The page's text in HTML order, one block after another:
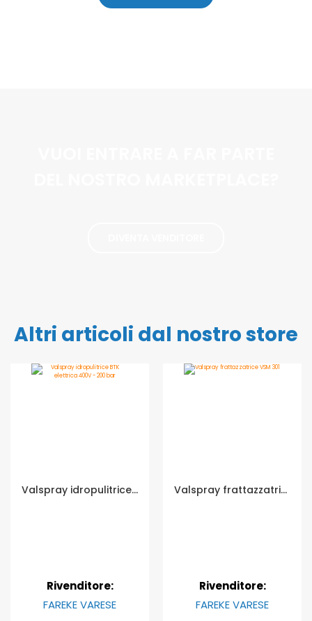
Altri articoli dal nostro store
Valspray idropulitrice BTK elettrica 400V - 200 bar
Rivenditore:
FAREKE VARESE
Valspray frattazzatrice VSM 301
Rivenditore:
FAREKE VARESE